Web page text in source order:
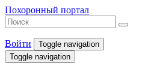
Похоронный портал
Войти
Toggle navigation
Toggle navigation